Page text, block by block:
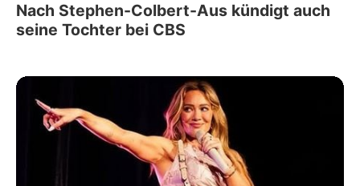
Nach Stephen-Colbert-Aus kündigt auch
seine Tochter bei CBS